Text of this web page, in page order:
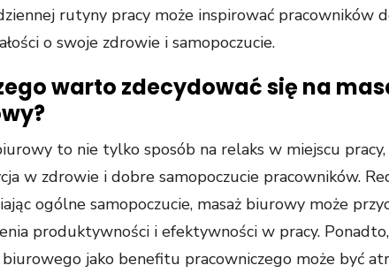
rutyny pracy może inspirować pracowników
o swoje zdrowie i samopoczucie.
warto zdecydować się na
to nie tylko sposób na relaks w miejscu
w zdrowie i dobre samopoczucie pracowników.
ogólne samopoczucie, masaż biurowy może
produktywności i efektywności w pracy.
biurowego jako benefitu pracowniczego może być